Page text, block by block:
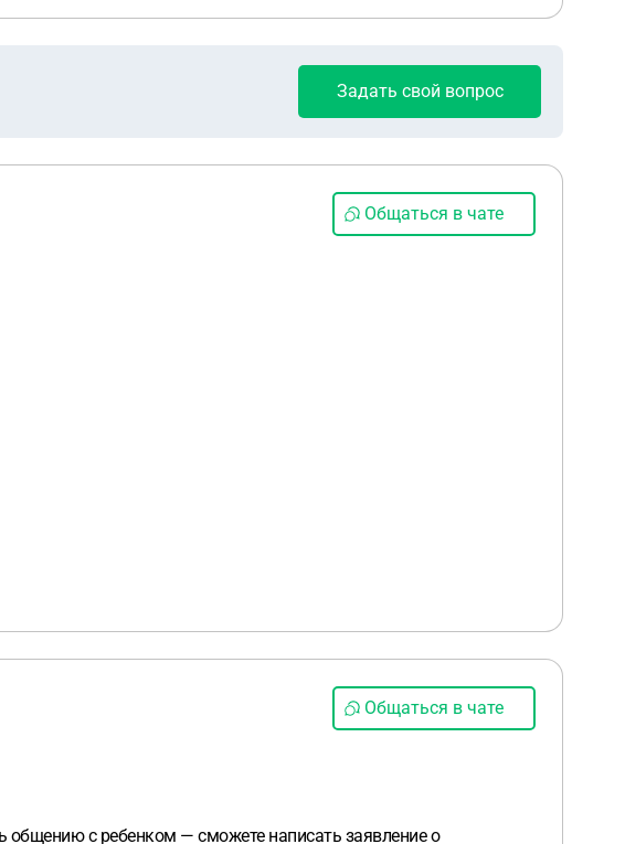
Задать свой вопрос
Общаться в чате
Общаться в чате
общению с ребенком — сможете написать заявление о